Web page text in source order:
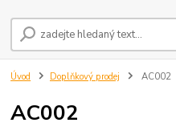
Úvod Doplňkový prodej AC002
AC002